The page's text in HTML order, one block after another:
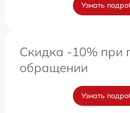
Узнать
Скидка -10% при
обращении
Узнать